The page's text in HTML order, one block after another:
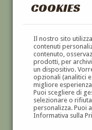
COOKIES
Il nostro sito
contenuti
contenuto,
prodotti, per
un dispositivo.
opzionali (analitici
migliore
Puoi scegliere di
selezionare o
personalizza. Puoi
Informativa sulla
DIPINTI